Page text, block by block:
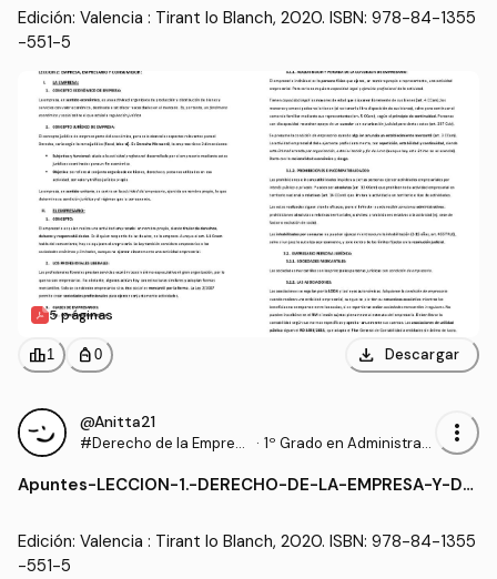
Edición: Valencia : Tirant lo Blanch, 2020. ISBN: 978-84-1355
-551-5
5 páginas
leaderboard1 personal_bag 0 download Descargar
@Anitta21
#Derecho de la Empres
· 1º Grado en Administraci
sas (UA)
more_vert
Apuntes-LECCION-1.-DERECHO-DE-LA-EMPRESA-Y-DE
Edición: Valencia : Tirant lo Blanch, 2020. ISBN: 978-84-1355
-551-5